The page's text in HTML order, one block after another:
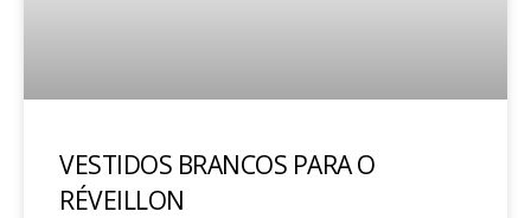
VESTIDOS BRANCOS PARA O
RÉVEILLON